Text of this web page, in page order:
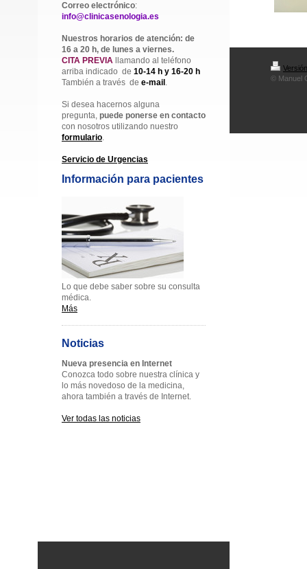
Correo electrónico:
info@clinicasenologia.es
Nuestros horarios de atención: de
16 a 20 h, de lunes a viernes.
CITA PREVIA llamando al teléfono
arriba indicado de 10-14 h y 16-20 h
También a través de e-mail .
Si desea hacernos alguna
pregunta, puede ponerse en contacto
con nosotros utilizando nuestro
formulario.
Servicio de Urgencias
Información para pacientes
Lo que debe saber sobre su consulta
médica.
Más
Noticias
Nueva presencia en Internet
Conozca todo sobre nuestra clínica y
lo más novedoso de la medicina,
ahora también a través de Internet.
Ver todas las noticias
© Manuel